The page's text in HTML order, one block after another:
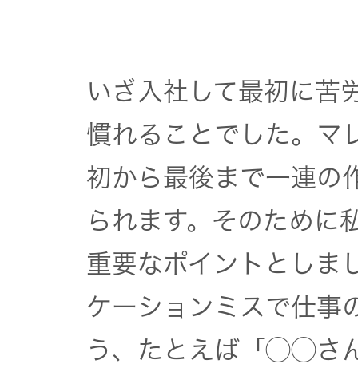
音場特性
カスタム
サービス
(WiZMUSIC
トップ)
技術情報
K2
TECHNOLOGY
いざ入社して最初に苦
慣れることでした。マ
初から最後まで一連の
られます。そのために
重要なポイントとしま
ケーションミスで仕事
う、たとえば「◯◯さ